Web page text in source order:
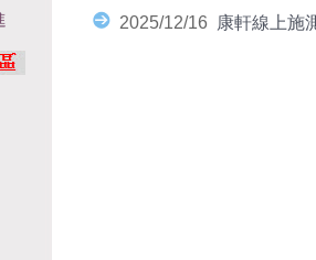
2025/12/16 康軒線上施